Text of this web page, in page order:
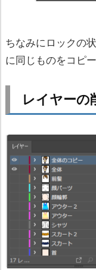
ちなみにロックの
に同じものをコピ
レイヤーの